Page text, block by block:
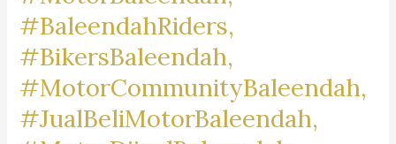
#BaleendahRiders,
#BikersBaleendah,
#MotorCommunityBaleendah,
#JualBeliMotorBaleendah,